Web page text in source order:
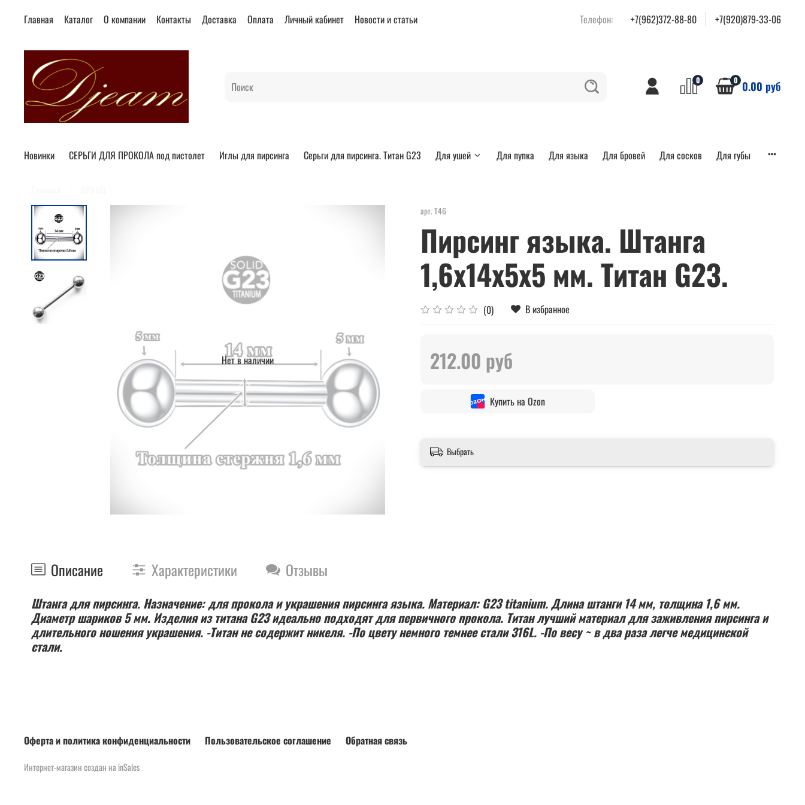
Главная Каталог О компании Контакты Доставка Оплата Личный кабинет Новости и статьи Телефон: +7(962)372-88-80 +7(920)879-33-06
0 0 0.00 руб
Новинки СЕРЬГИ ДЛЯ ПРОКОЛА под пистолет Иглы для пирсинга Серьги для пирсинга. Титан G23 Для ушей Для пупка Для языка Для бровей Для сосков Для губы
Нет в наличии
арт. Т46
Пирсинг языка. Штанга
1,6x14x5x5 мм. Титан G23.
(0) В избранное
212.00 руб
Купить на Ozon
Выбрать
Описание Характеристики Отзывы
Штанга для пирсинга. Назначение: для прокола и украшения пирсинга языка. Материал: G23 titanium. Длина штанги 14 мм, толщина 1,6 мм.
Диаметр шариков 5 мм. Изделия из титана G23 идеально подходят для первичного прокола. Титан лучший материал для заживления пирсинга и
длительного ношения украшения. -Титан не содержит никеля. -По цвету немного темнее стали 316L. -По весу ~ в два раза легче медицинской
стали.
Оферта и политика конфиденциальности Пользовательское соглашение Обратная связь
Интернет-магазин создан на inSales